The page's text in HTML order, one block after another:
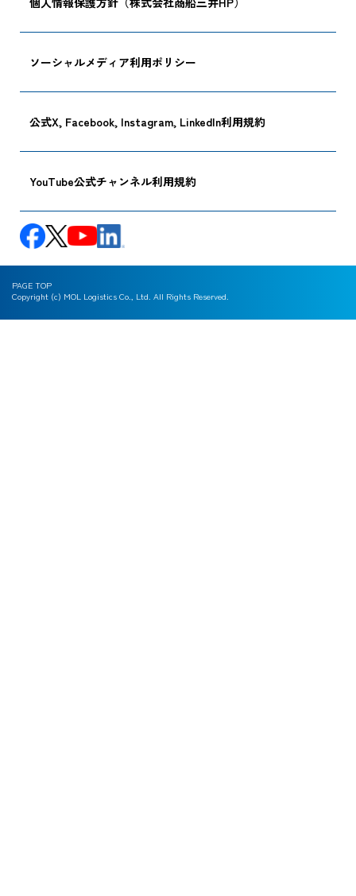
ソーシャルメディア利用ポリシー
公式X, Facebook, Instagram, LinkedIn利用規約
YouTube公式チャンネル利用規約
Copyright (c) MOL Logistics Co., Ltd. All Rights Reserved.
PAGE TOP